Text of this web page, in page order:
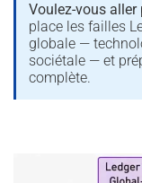
Voulez-vous aller
place les failles
globale —
sociétale — et
complète.